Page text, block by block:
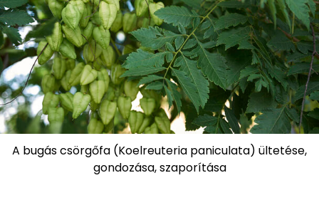
A bugás csörgőfa (Koelreuteria paniculata) ültetése,
gondozása, szaporítása